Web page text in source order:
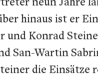
hinaus ist er
Konrad
San-Wartin
die Einsätze